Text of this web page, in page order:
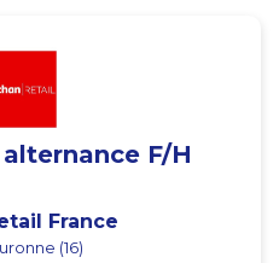
F/H
France
(16)